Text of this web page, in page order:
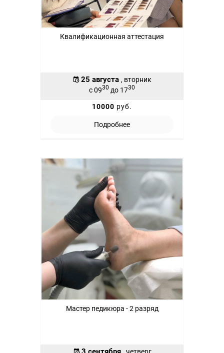
Квалификационная аттестация
25 августа , вторник
с 0930 до 1730
10000 руб.
Подробнее
Мастер педикюра - 2 разряд